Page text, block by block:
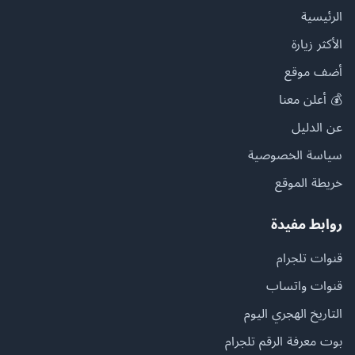
الرئيسية
الأكثر زيارة
أضف موقع
💰 أعلن معنا
عن الدليل
سياسة الخصوصية
خريطة الموقع
روابط مفيدة
قنوات تلجرام
قنوات واتساب
التاريخ الهجري اليوم
بوت معرفة الرقم تلجرام